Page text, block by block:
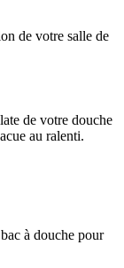
de votre salle de
de votre douche
au ralenti.
à douche pour